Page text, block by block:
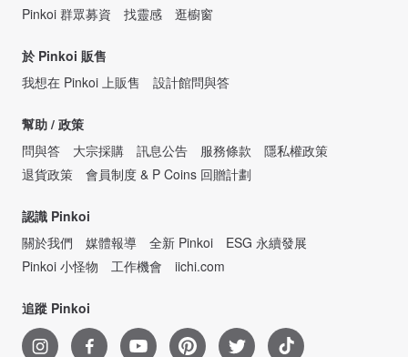
Pinkoi 群眾募資
找靈感 逛櫥窗
於 Pinkoi 販售
我想在 Pinkoi 上販售
設計館問與答
幫助 / 政策
問與答
大宗採購 訊息公告 服務條款
隱私權政策
退貨政策
會員制度 & P Coins 回贈計劃
認識 Pinkoi
關於我們
媒體報導 全新 Pinkoi
ESG 永續發展
Pinkoi 小怪物
工作機會 iichi.com
追蹤 Pinkoi